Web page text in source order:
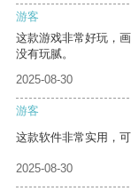
游客
这款游戏非常好玩，
没有玩腻。
2025-08-30
游客
这款软件非常实用，
2025-08-30